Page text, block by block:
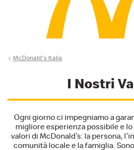
McDonald's Italia
I Nostri
Ogni giorno ci impegniamo a
migliore esperienza possibile e
valori di McDonald’s: la persona,
comunità locale e la famiglia.